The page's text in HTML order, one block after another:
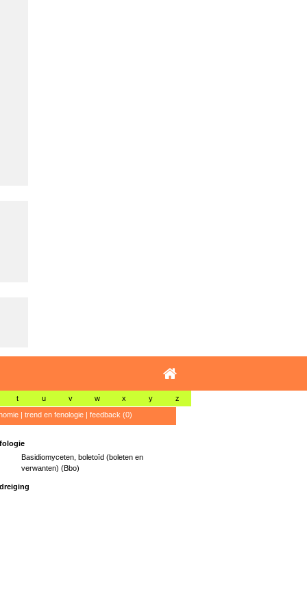
t u v w x y z
| trend en fenologie| feedback (0)
Basidiomyceten, boletoïd (boleten en
verwanten) (Bbo)